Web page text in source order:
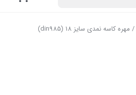
/ مهره کاسه نمدی سایز 18 (din985)